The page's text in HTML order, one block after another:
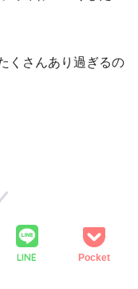
くさんあり過ぎるの
LINE Pocket